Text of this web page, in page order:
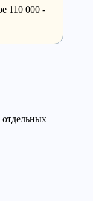
110 000 -